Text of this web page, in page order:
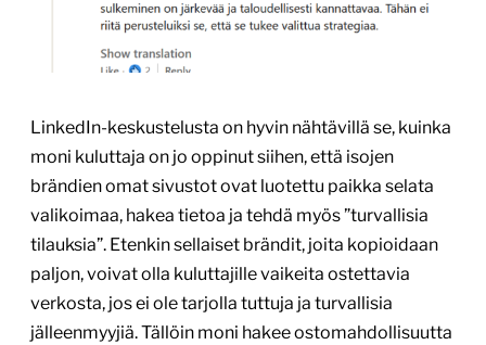
LinkedIn-keskustelusta on hyvin nähtävillä se, kuinka
moni kuluttaja on jo oppinut siihen, että isojen
brändien omat sivustot ovat luotettu paikka selata
valikoimaa, hakea tietoa ja tehdä myös ”turvallisia
tilauksia”. Etenkin sellaiset brändit, joita kopioidaan
paljon, voivat olla kuluttajille vaikeita ostettavia
verkosta, jos ei ole tarjolla tuttuja ja turvallisia
jälleenmyyjiä. Tällöin moni hakee ostomahdollisuutta